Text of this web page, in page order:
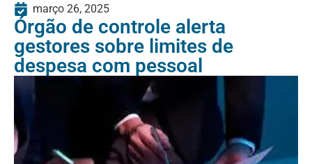
março 26, 2025
Órgão de controle alerta
gestores sobre limites de
despesa com pessoal